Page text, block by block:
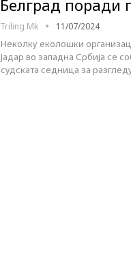
Белград поради
Triling Mk 11/07/2024
Неколку еколошки
Јадар во западна Србија се
судската седница за